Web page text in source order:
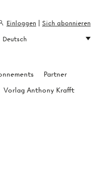
Partner
Vorlag Anthony Krafft
Einloggen
Sich abonnieren
Deutsch